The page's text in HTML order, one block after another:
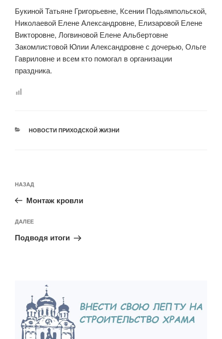
Букиной Татьяне Григорьевне, Ксении Подьямпольской,
Николаевой Елене Александровне, Елизаровой Елене
Викторовне, Логвиновой Елене Альбертовне
Закомлистовой Юлии Александровне с дочерью, Ольге
Гавриловне и всем кто помогал в организации
праздника.
РУБРИКИ
НОВОСТИ ПРИХОДСКОЙ ЖИЗНИ
по
записям
Предыдущая
запись:
НАЗАД
Монтаж кровли
Следующая
запись
ДАЛЕЕ
Подводя итоги